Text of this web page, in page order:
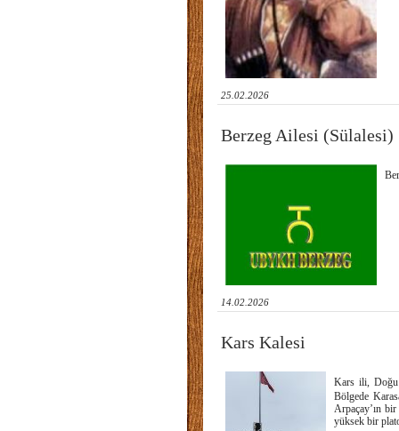
25.02.2026
Berzeg Ailesi (Sülalesi)
14.02.2026
Kars Kalesi
Kars ili, Doğu
Bölgede
Arpaçay’ın
yüksek bir